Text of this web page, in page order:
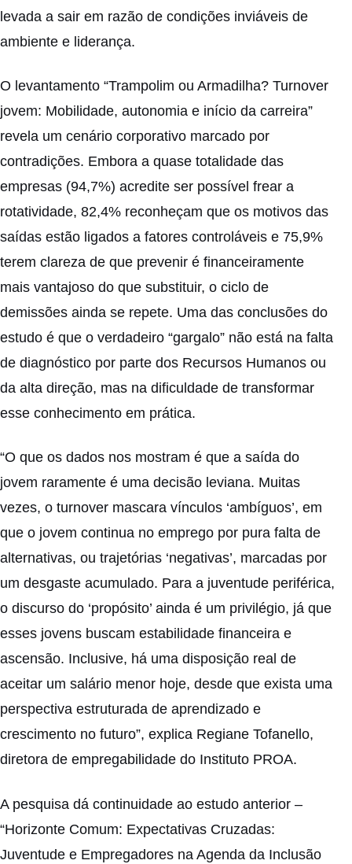
levada a sair em razão de condições inviáveis de
ambiente e liderança.
O levantamento “Trampolim ou Armadilha? Turnover
jovem: Mobilidade, autonomia e início da carreira”
revela um cenário corporativo marcado por
contradições. Embora a quase totalidade das
empresas (94,7%) acredite ser possível frear a
rotatividade, 82,4% reconheçam que os motivos das
saídas estão ligados a fatores controláveis e 75,9%
terem clareza de que prevenir é financeiramente
mais vantajoso do que substituir, o ciclo de
demissões ainda se repete. Uma das conclusões do
estudo é que o verdadeiro “gargalo” não está na falta
de diagnóstico por parte dos Recursos Humanos ou
da alta direção, mas na dificuldade de transformar
esse conhecimento em prática.
“O que os dados nos mostram é que a saída do
jovem raramente é uma decisão leviana. Muitas
vezes, o turnover mascara vínculos ‘ambíguos’, em
que o jovem continua no emprego por pura falta de
alternativas, ou trajetórias ‘negativas’, marcadas por
um desgaste acumulado. Para a juventude periférica,
o discurso do ‘propósito’ ainda é um privilégio, já que
esses jovens buscam estabilidade financeira e
ascensão. Inclusive, há uma disposição real de
aceitar um salário menor hoje, desde que exista uma
perspectiva estruturada de aprendizado e
crescimento no futuro”, explica Regiane Tofanello,
diretora de empregabilidade do Instituto PROA.
A pesquisa dá continuidade ao estudo anterior –
“Horizonte Comum: Expectativas Cruzadas:
Juventude e Empregadores na Agenda da Inclusão